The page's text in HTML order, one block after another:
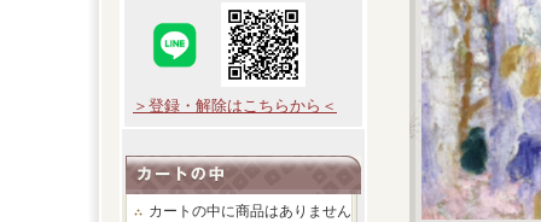
＞登録・解除はこちらから＜
カートの中に商品はありません